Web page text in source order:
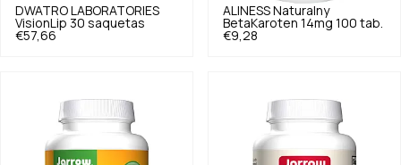
DWATRO LABORATORIES
VisionLip 30 saquetas
€57,66
ALINESS Naturalny
BetaKaroten 14mg 100 tab.
€9,28